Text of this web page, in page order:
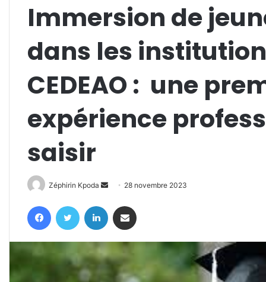
Immersion de
dans les
CEDEAO : une
expérience
saisir
Zéphirin Kpoda
Envoyer
courriel
28 novembre 2023
FacebookTwitter Linkedin